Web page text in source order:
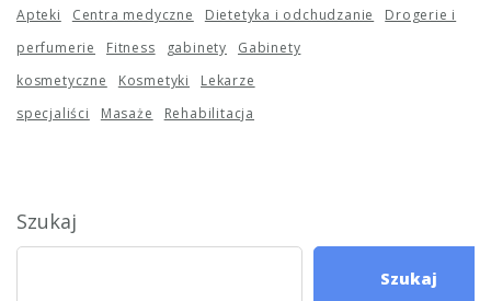
Apteki Centra medyczne Dietetyka i odchudzanie
Drogerie i
perfumerie
Fitness gabinety
Gabinety
kosmetyczne
Kosmetyki
Lekarze
specjaliści
Masaże Rehabilitacja
Szukaj
Szukaj